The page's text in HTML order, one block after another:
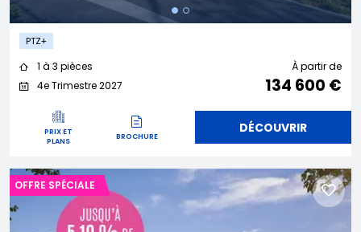
PTZ+
1 à 3 pièces
4e Trimestre 2027
À partir de
134 600 €
PRIX ET
PLANS
BROCHURE
DÉCOUVRIR
OFFRE SPÉCIALE